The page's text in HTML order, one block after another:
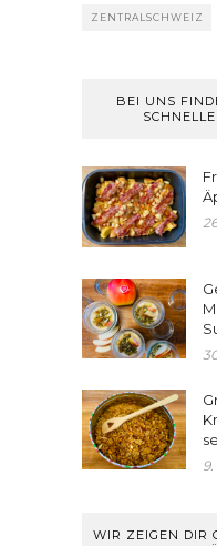
ZENTRALSCHWEIZ
BEI UNS
WIR ZEIGEN DIR